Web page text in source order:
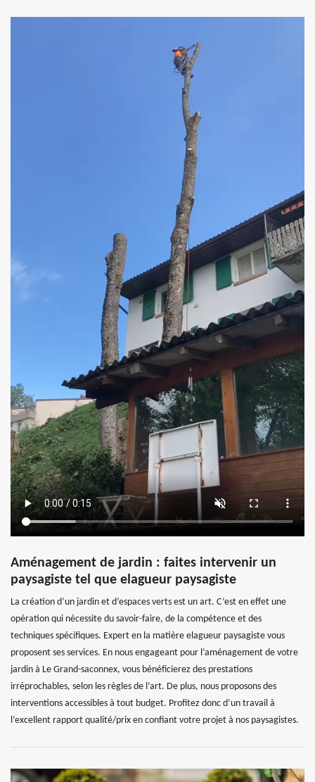
Aménagement de jardin : faites intervenir un
paysagiste tel que elagueur paysagiste
La création d’un jardin et d’espaces verts est un art. C’est en effet une
opération qui nécessite du savoir-faire, de la compétence et des
techniques spécifiques. Expert en la matière elagueur paysagiste vous
proposent ses services. En nous engageant pour l’aménagement de votre
jardin à Le Grand-saconnex, vous bénéficierez des prestations
irréprochables, selon les règles de l’art. De plus, nous proposons des
interventions accessibles à tout budget. Profitez donc d’un travail à
l’excellent rapport qualité/prix en confiant votre projet à nos paysagistes.